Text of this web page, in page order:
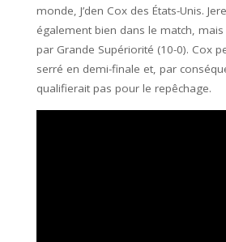
monde, J’den Cox des États-Unis.
également bien dans le match,
par Grande Supériorité (10-0). Cox
serré en demi-finale et, par
qualifierait pas pour le repêchage.